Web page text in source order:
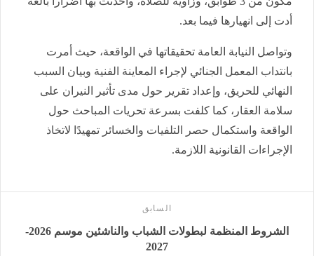
أدت إلى انهيارها فيما بعد.
وتواصل النيابة العامة تحقيقاتها في الواقعة، حيث أمرت
بانتداب المعمل الجنائي لإجراء المعاينة الفنية وبيان السبب
النهائي للحريق، وإعداد تقرير حول مدى تأثير النيران على
سلامة العقار، كما كلفت بسرعة تحريات المباحث حول
الواقعة واستكمال حصر التلفيات والخسائر تمهيدًا لاتخاذ
الإجراءات القانونية اللازمة.
السابق
الشروط المنظمة لبطولات الشباب والناشئين موسم 2026-
2027